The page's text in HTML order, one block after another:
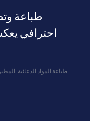
طباعة
احترافي
طباعة المواد الدعائية,